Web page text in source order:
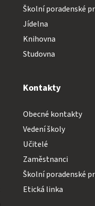
Školní poradenské
Jídelna
Knihovna
Studovna
Kontakty
Obecné kontakty
Vedení školy
Učitelé
Zaměstnanci
Školní poradenské
Etická linka